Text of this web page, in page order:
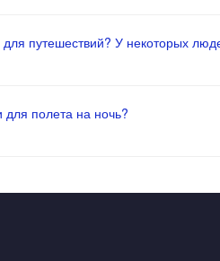
путешествий? У некоторых
полета на ночь?